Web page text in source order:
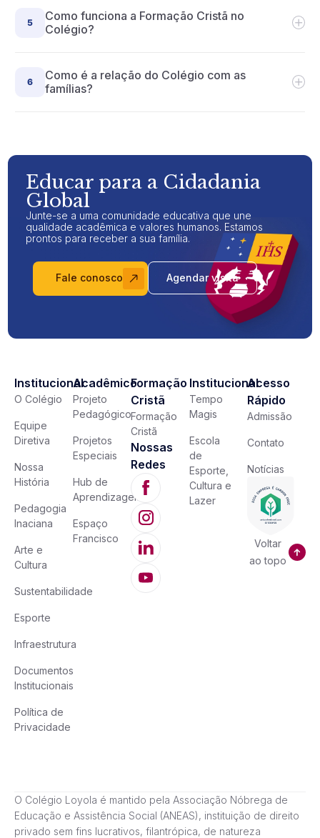
5
Como funciona a Formação Cristã no
Colégio?
+
6
Como é a relação do Colégio com as
famílias?
+
Educar para a Cidadania
Global
Junte-se a uma comunidade educativa que une
qualidade acadêmica e valores humanos. Estamos
prontos para receber a sua família.
Fale conosco Agendar visita
Institucional
O Colégio
Equipe
Diretiva
Nossa
História
Pedagogia
Inaciana
Arte e
Cultura
Sustentabilidade
Esporte
Infraestrutura
Documentos
Institucionais
Política de
Privacidade
Acadêmico
Projeto
Pedagógico
Projetos
Especiais
Hub de
Aprendizagem
Espaço
Francisco
Formação
Cristã
Formação
Cristã
Nossas
Redes
Institucional
Tempo
Magis
Escola
de
Esporte,
Cultura e
Lazer
Acesso
Rápido
Admissão
Contato
Notícias
Voltar
ao topo
O Colégio Loyola é mantido pela Associação Nóbrega de
Educação e Assistência Social (ANEAS), instituição de direito
privado sem fins lucrativos, filantrópica, de natureza